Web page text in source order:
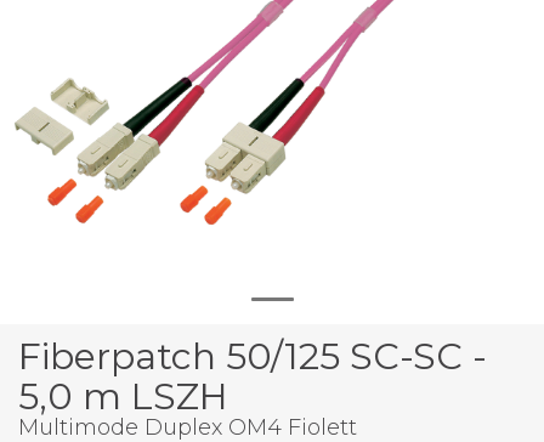
Fiberpatch 50/125 SC-SC -
5,0 m LSZH
Multimode Duplex OM4 Fiolett